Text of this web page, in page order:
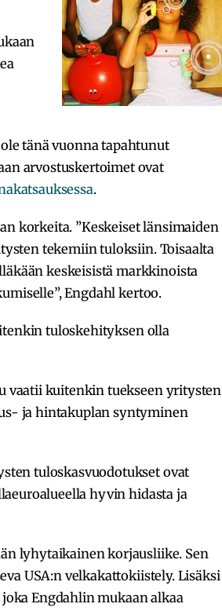
tänä vuonna tapahtunut
arvostuskertoimet ovat
.
korkeita. ”Keskeiset länsimaiden
tekemiin tuloksiin. Toisaalta
keskeisistä markkinoista
Engdahl kertoo.
tuloskehityksen olla
vaatii kuitenkin tuekseen yritysten
ja hintakuplan syntyminen
tuloskasvuodotukset ovat
hyvin hidasta ja
lyhytaikainen korjausliike. Sen
USA:n velkakattokiistely. Lisäksi
Engdahlin mukaan alkaa